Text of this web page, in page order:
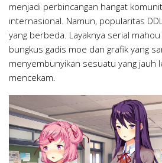
menjadi perbincangan hangat
internasional. Namun, popularitas
yang berbeda. Layaknya serial
bungkus gadis moe dan grafik yang
menyembunyikan sesuatu yang jauh
mencekam.